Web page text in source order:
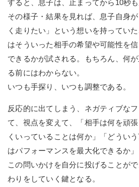
すると、息子は、止まってから10秒
その様子・結果を見れば、息子自身
く走りたい」という想いを持ってい
はそういった相手の希望や可能性を
できるかが試される。もちろん、何
る前にはわからない。
いつも手探り、いつも調整である。
反応的に出てしまう、ネガティブな
て、視点を変えて、「相手は何を頑
くいっていることは何か」「どうい
はパフォーマンスを最大化できるか」
この問いかけを自分に投げることが
わりをしていく鍵となる。